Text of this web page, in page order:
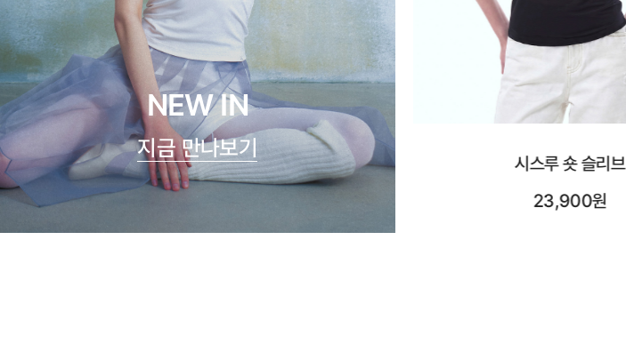
NEW IN
지금 만나보기
시스루 숏 슬리브
시스루 롱 슬리브
25,900원